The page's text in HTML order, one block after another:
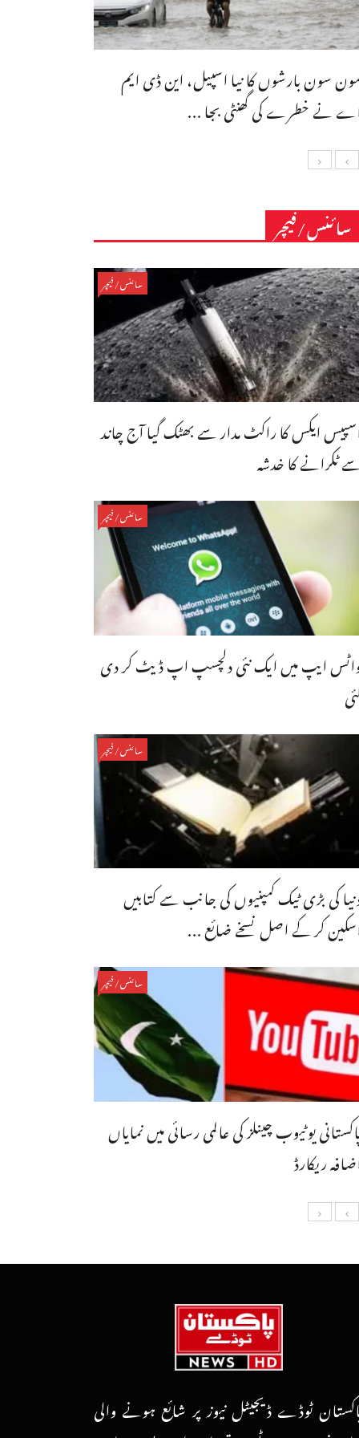
سون بارشوں کا نیا اسپیل، این ڈی ایم
نے خطرے کی گھنٹی بجا ...
سائنس/فیچر
سائنس/فیچر
ایکس کا راکٹ مدار سے بھٹک گیا آج چاند
ٹکرانے کا خدشہ
سائنس/فیچر
ایپ میں ایک نئی دلچسپ اپ ڈیٹ کر دی
سائنس/فیچر
کی بڑی ٹیک کمپنیوں کی جانب سے کتابیں
کر کے اصل نسخے ضائع ...
سائنس/فیچر
یوٹیوب چینلز کی عالمی رسائی میں نمایاں
ریکارڈ
ٹوڈے ڈیجیٹل نیوز پر شائع ہونے والی